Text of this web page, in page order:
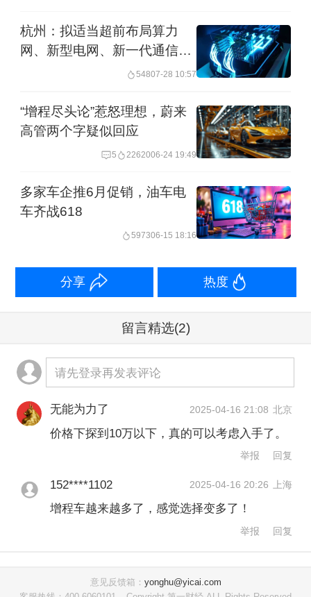
上，不过这一领域的价格正在下探。以
北京越野BJ40增程推出的2款车型为
焕新价为15.48万-17.48万元。北京汽车
研究总院副院长张艳青表示，从市场
看，售价20万元以上、车长4米8的中大
型车占据增程式汽车90%以上的份额，
但是随着增程技术的快速发展，价格在
不断下探，目前已下探至10万-15万元区
间，很快会突破10万元的门槛。“增程车
的特点涵盖了纯电车型的所有优点，包
括无里程焦虑，成本相对纯电同样车型
域，也更适合于长途自驾的用户，还有
不过，随着市场竞争加剧，行业正从规
模扩张转向技术深耕。上海交通大学汽
车工程研究院院长许敏指出，当前“大增
程+大电池”路线在A级车市场成本过高，
建议转向“小增程+大电池”以平衡性能与
型化、高效率、高静谧、智慧管理等方
杭州：拟适当超前布局算力
网、新型电网、新一代通信网
54807-28 10:57
“增程尽头论”惹怒理想，蔚来
高管两个字疑似回应
5 2262006-24 19:49
多家车企推6月促销，油车电
车齐战618
597306-15 18:16
分享 热度
留言精选(2)
请先登录再发表评论
无能为力了 2025-04-16 21:08 北京
价格下探到10万以下，真的可以考虑入手了。
举报 回复
152****1102 2025-04-16 20:26 上海
增程车越来越多了，感觉选择变多了！
举报 回复
意见反馈箱： yonghu@yicai.com